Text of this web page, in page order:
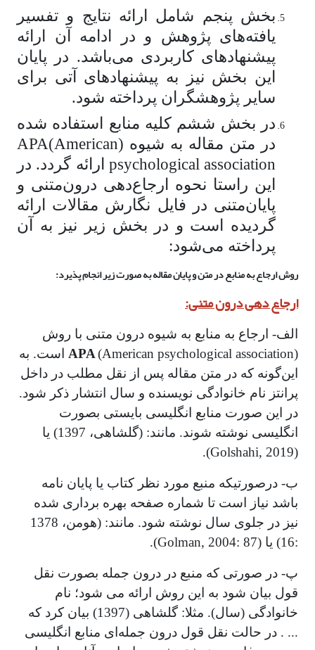
بخش پنجم شامل ارائه نتایج و تفسیر
یافته‌های پژوهش و در ادامه آن ارائه
پیشنهادهای کاربردی می‌باشد. در پایان
این بخش نیز به پیشنهادهای آتی برای
سایر پژوهشگران پرداخته شود.
در بخش ششم کلیه منابع استفاده شده
در متن مقاله به شیوه (APA(American
psychological association ارائه گردد. در
این راستا نحوه ارجاع‌دهی درون‌متنی و
پایان‌متنی در فایل نگارش مقالات ارائه
گردیده است و در بخش زیر نیز به آن
پرداخته می‌شود:
روش ارجاع به منابع در متن و پایان مقاله به صورت زیر انجام پذیرد:
ارجاع­ دهی درون­ متنی:
الف- ارجاع به منابع به شیوه درون متنی با روش
APA (American psychological association) است. به
این‌گونه که در متن مقاله پس از نقل مطلب در داخل
پرانتز نام خانوادگی نویسنده و سال انتشار ذکر شود.
در این صورت منابع انگلیسی بایستی بصورت
انگلیسی نوشته شوند. مانند: (گلشاهی، 1397) یا
(Golshahi, 2019).
ب- درصورتی­که منبع مورد نظر کتاب یا پایان­ نامه
باشد نیاز است تا شماره صفحه بهره­ برداری شده
نیز در جلوی سال نوشته شود. مانند: (هومن، 1378
:16) یا (Golman, 2004: 87).
پ- در صورتی که منبع در درون جمله بصورت نقل
قول بیان شود به این روش ارائه می ­شود؛ نام
خانوادگی (سال). مثلا: گلشاهی (1397) بیان کرد که
... . در حالت نقل قول درون­ جمله­‌ای منابع انگلیسی